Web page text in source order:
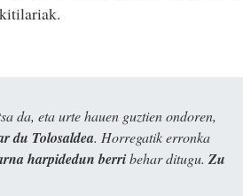
da, eta urte hauen guztien ondoren,
du Tolosaldea. Horregatik erronka
harpidedun berribehar ditugu. Zu